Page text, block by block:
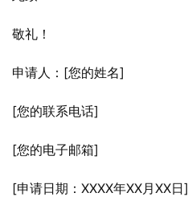
敬礼！
申请人：[您的姓名]
[您的联系电话]
[您的电子邮箱]
[申请日期：XXXX年XX月XX日]